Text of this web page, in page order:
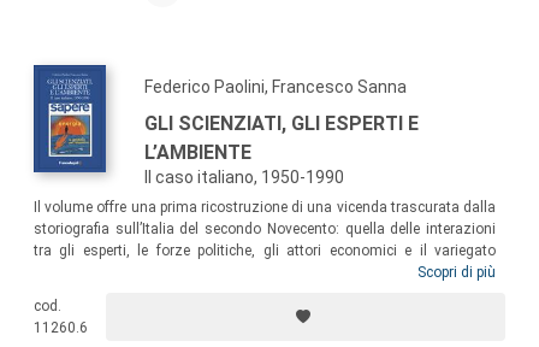
Federico Paolini, Francesco Sanna
GLI SCIENZIATI, GLI ESPERTI E
L’AMBIENTE
Il caso italiano, 1950-1990
Il volume offre una prima ricostruzione di una vicenda trascurata dalla
storiografia sull’Italia del secondo Novecento: quella delle interazioni
tra gli esperti, le forze politiche, gli attori economici e il variegato
arcipelago dell’ambientalismo. Gli esperti sono rimasti invisibili nello
faceva notizia, ma depotenziava le pseudo-verità sensazionalistiche
ed era inviso al movimento ambientalista.
Scopri di più
cod.
11260.6